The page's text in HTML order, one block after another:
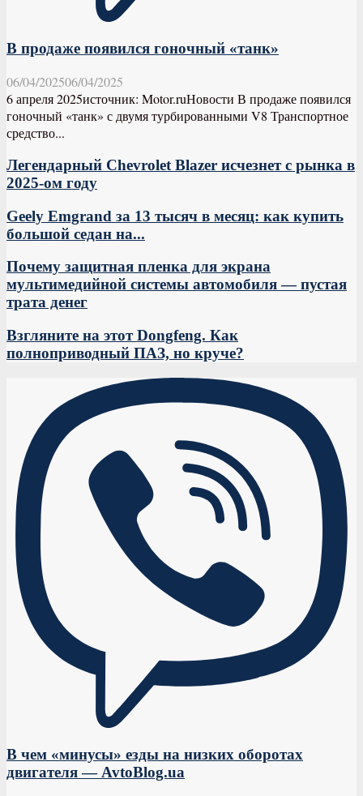
В продаже появился гоночный «танк»
06/04/202506/04/2025
6 апреля 2025источник: Motor.ruНовости В продаже появился
гоночный «танк» с двумя турбированными V8 Транспортное
средство...
Легендарный Chevrolet Blazer исчезнет с рынка в
2025-ом году
Geely Emgrand за 13 тысяч в месяц: как купить
большой седан на...
Почему защитная пленка для экрана
мультимедийной системы автомобиля — пустая
трата денег
Взгляните на этот Dongfeng. Как
полноприводный ПАЗ, но круче?
В чем «минусы» езды на низких оборотах
двигателя — AvtoBlog.ua